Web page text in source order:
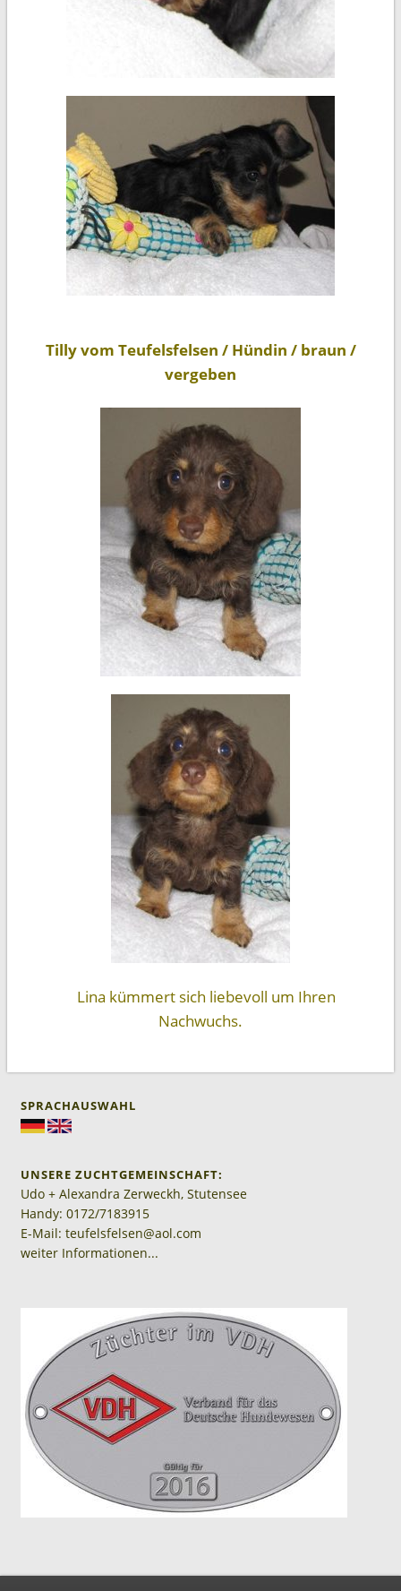
Tilly vom Teufelsfelsen / Hündin / braun /
vergeben
Lina kümmert sich liebevoll um Ihren
Nachwuchs.
SPRACHAUSWAHL
UNSERE ZUCHTGEMEINSCHAFT:
Udo + Alexandra Zerweckh, Stutensee
Handy: 0172/7183915
E-Mail: teufelsfelsen@aol.com
weiter Informationen...